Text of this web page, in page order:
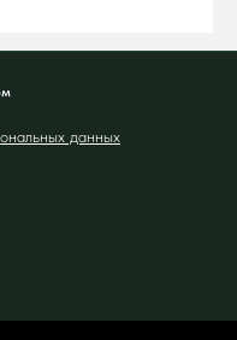
данных